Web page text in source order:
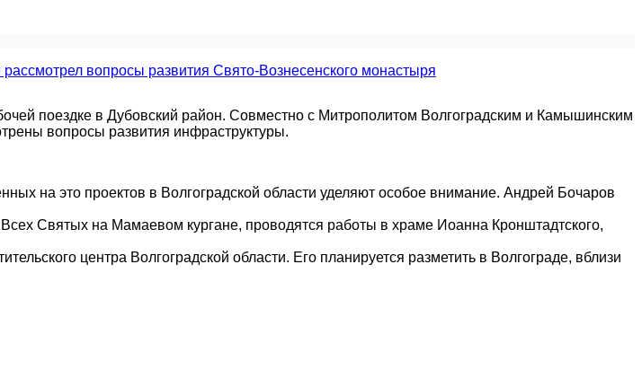
поездке в Дубовский район. Совместно с Митрополитом Волгоградским и Камышинским
вопросы развития инфраструктуры.
на это проектов в Волгоградской области уделяют особое внимание. Андрей Бочаров
Святых на Мамаевом кургане, проводятся работы в храме Иоанна Кронштадтского,
центра Волгоградской области. Его планируется разметить в Волгограде, вблизи